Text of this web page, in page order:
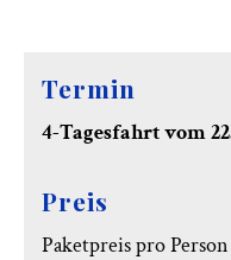
Termin
4-Tagesfahrt vom
Preis
Paketpreis pro